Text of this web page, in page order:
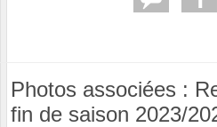
Photos associées :
fin de saison 2023/